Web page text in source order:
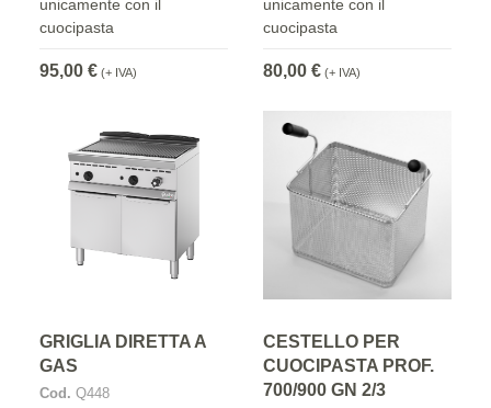
unicamente con il
cuocipasta
95,00 € (+ IVA)
unicamente con il
cuocipasta
80,00 € (+ IVA)
GRIGLIA DIRETTA A
GAS
Cod. Q448
CESTELLO PER
CUOCIPASTA PROF.
700/900 GN 2/3